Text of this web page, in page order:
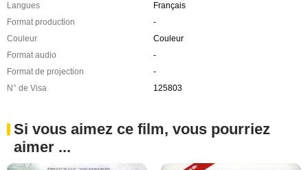
Langues
Français
Format production
-
Couleur
Couleur
Format audio
-
Format de projection
-
N° de Visa
125803
Si vous aimez ce film, vous pourriez
aimer ...